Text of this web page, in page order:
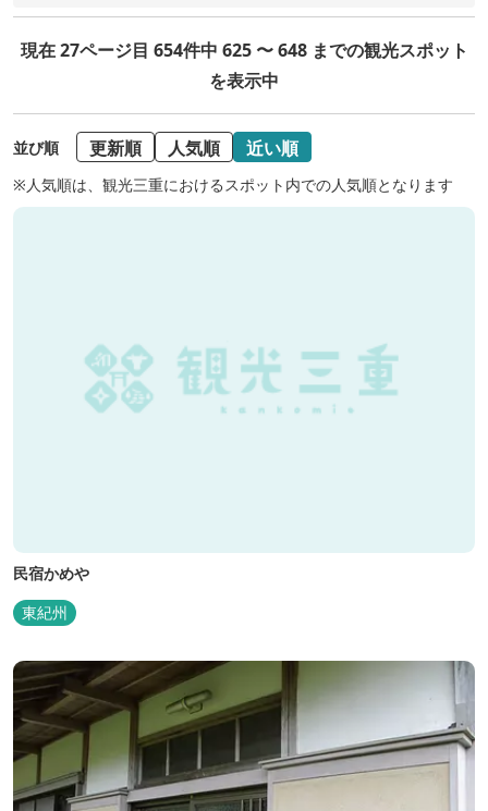
現在 27ページ目 654件中 625 〜 648 までの観光スポット
を表示中
並び順 更新順 人気順 近い順
※人気順は、観光三重におけるスポット内での人気順となります
民宿かめや
東紀州